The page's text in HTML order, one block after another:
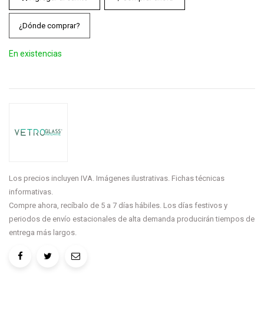
¿Dónde comprar?
En existencias
Los precios incluyen IVA. Imágenes ilustrativas. Fichas técnicas
informativas.
Compre ahora, recíbalo de 5 a 7 días hábiles. Los días festivos y
periodos de envío estacionales de alta demanda producirán tiempos de
entrega más largos.